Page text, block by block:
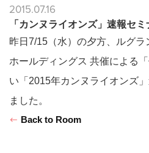
2015.07.16
「カンヌライオンズ」速報セ
昨日7/15（水）の夕方、ルグラ
ホールディングス 共催による
い「2015年カンヌライオンズ
ました。
Back to Room